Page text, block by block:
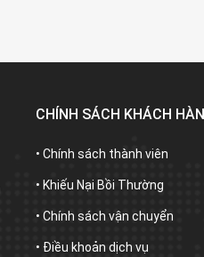
CHÍNH SÁCH KHÁCH
• Chính sách thành viên
• Khiếu Nại Bồi Thường
• Chính sách vận chuyển
• Điều khoản dịch vụ